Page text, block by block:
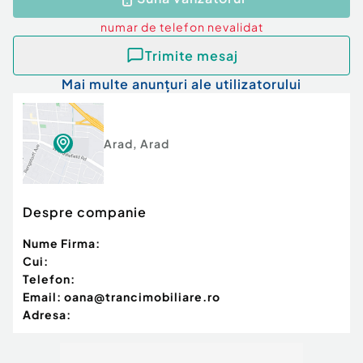
Pentru mai multe detalii și programarea unei
vizionări: ???? +40 748 125 408
Număr niveluri imobil:mai mult de 12
Număr Băi: 1
Posibilitate parcare: Da
Nr. locuri parcare:
Curent
Apă
Canalizare
Încălzire
numar de telefon nevalidat
Trimite mesaj
Mai multe anunțuri ale utilizatorului
Arad, Arad
Despre companie
Nume Firma:
Cui:
Telefon:
Email: oana@trancimobiliare.ro
Adresa: